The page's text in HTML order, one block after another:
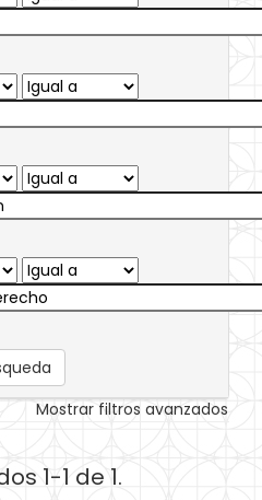
Mostrar filtros avanzados
1-1 de 1.